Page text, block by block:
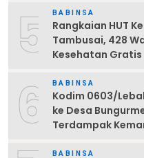
5 BABINSA
Rangkaian HUT
Tambusai, 428
Kesehatan Gratis
6 BABINSA
Kodim 0603/
ke Desa
Terdampak
BABINSA